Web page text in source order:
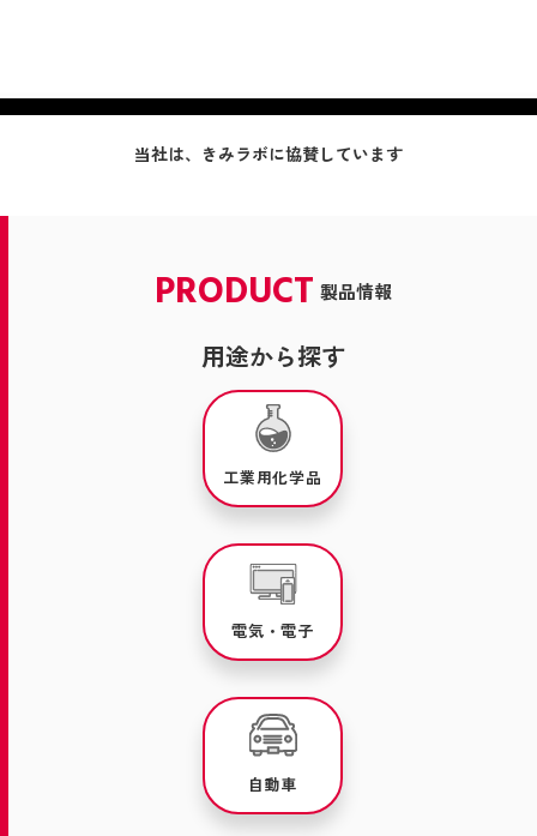
当社は、きみラボに協賛しています
製品情報
PRODUCT
用途から探す
工業用化学品
電気・電子
自動車